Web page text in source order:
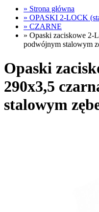
» Strona główna
» OPASKI 2-LOCK
» CZARNE
» Opaski zaciskowe
podwójnym stalowym
Opaski
290x3,5
stalowym